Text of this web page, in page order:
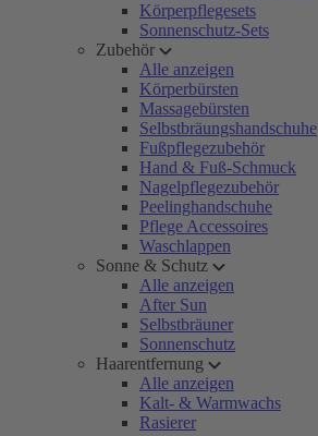
Körperpflegesets
Sonnenschutz-Sets
Zubehör
Alle anzeigen
Körperbürsten
Massagebürsten
Selbstbräungshandschuhe
Fußpflegezubehör
Hand & Fuß-Schmuck
Nagelpflegezubehör
Peelinghandschuhe
Pflege Accessoires
Waschlappen
Sonne & Schutz
Alle anzeigen
After Sun
Selbstbräuner
Sonnenschutz
Haarentfernung
Alle anzeigen
Kalt- & Warmwachs
Rasierer